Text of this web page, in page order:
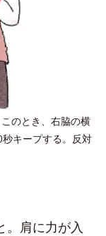
のとき、右脇の横
キープする。反対
。肩に力が入